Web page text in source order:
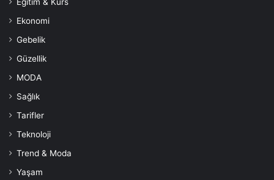
Ekonomi
Gebelik
Güzellik
MODA
Sağlık
Tarifler
Teknoloji
Trend & Moda
Yaşam